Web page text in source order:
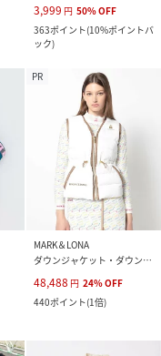
3,999 円 50%OFF
363ポイント(10%ポイントバ
ック)
PR
MARK＆LONA
ダウンジャケット・ダウンベスト
48,488 円 24%OFF
440ポイント(1倍)